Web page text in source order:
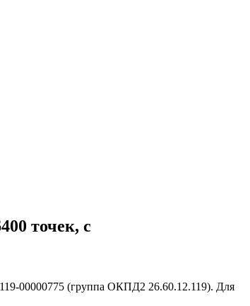
точек, с
00000775 (группа ОКПД2 26.60.12.119). Для